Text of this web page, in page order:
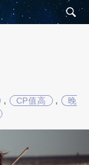
, CP值高 ,
晚